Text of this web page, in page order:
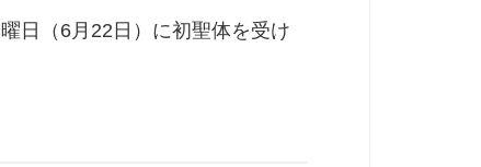
日（6月22日）に初聖体を受け